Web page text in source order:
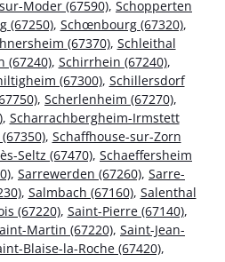
Moder (67590), Schopperten
(67250), Schœnbourg (67320),
(67370), Schleithal
(67240), Schirrhein (67240),
(67300), Schillersdorf
, Scherlenheim (67270),
, Scharrachbergheim-Irmstett
, Schaffhouse-sur-Zorn
Seltz (67470), Schaeffersheim
, Sarrewerden (67260), Sarre-
, Salmbach (67160), Salenthal
(67220), Saint-Pierre (67140),
Martin (67220), Saint-Jean-
Blaise-la-Roche (67420),